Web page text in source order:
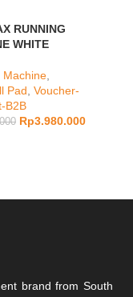
RUNNING
WHITE
Machine
Pad Voucher-
B2B
Rp3.980.000
brand from South